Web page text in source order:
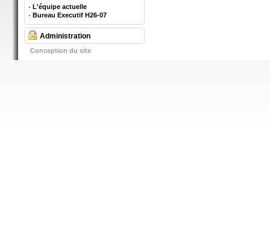
L'équipe actuelle
Bureau Executif H26-07
Administration
Conception du site